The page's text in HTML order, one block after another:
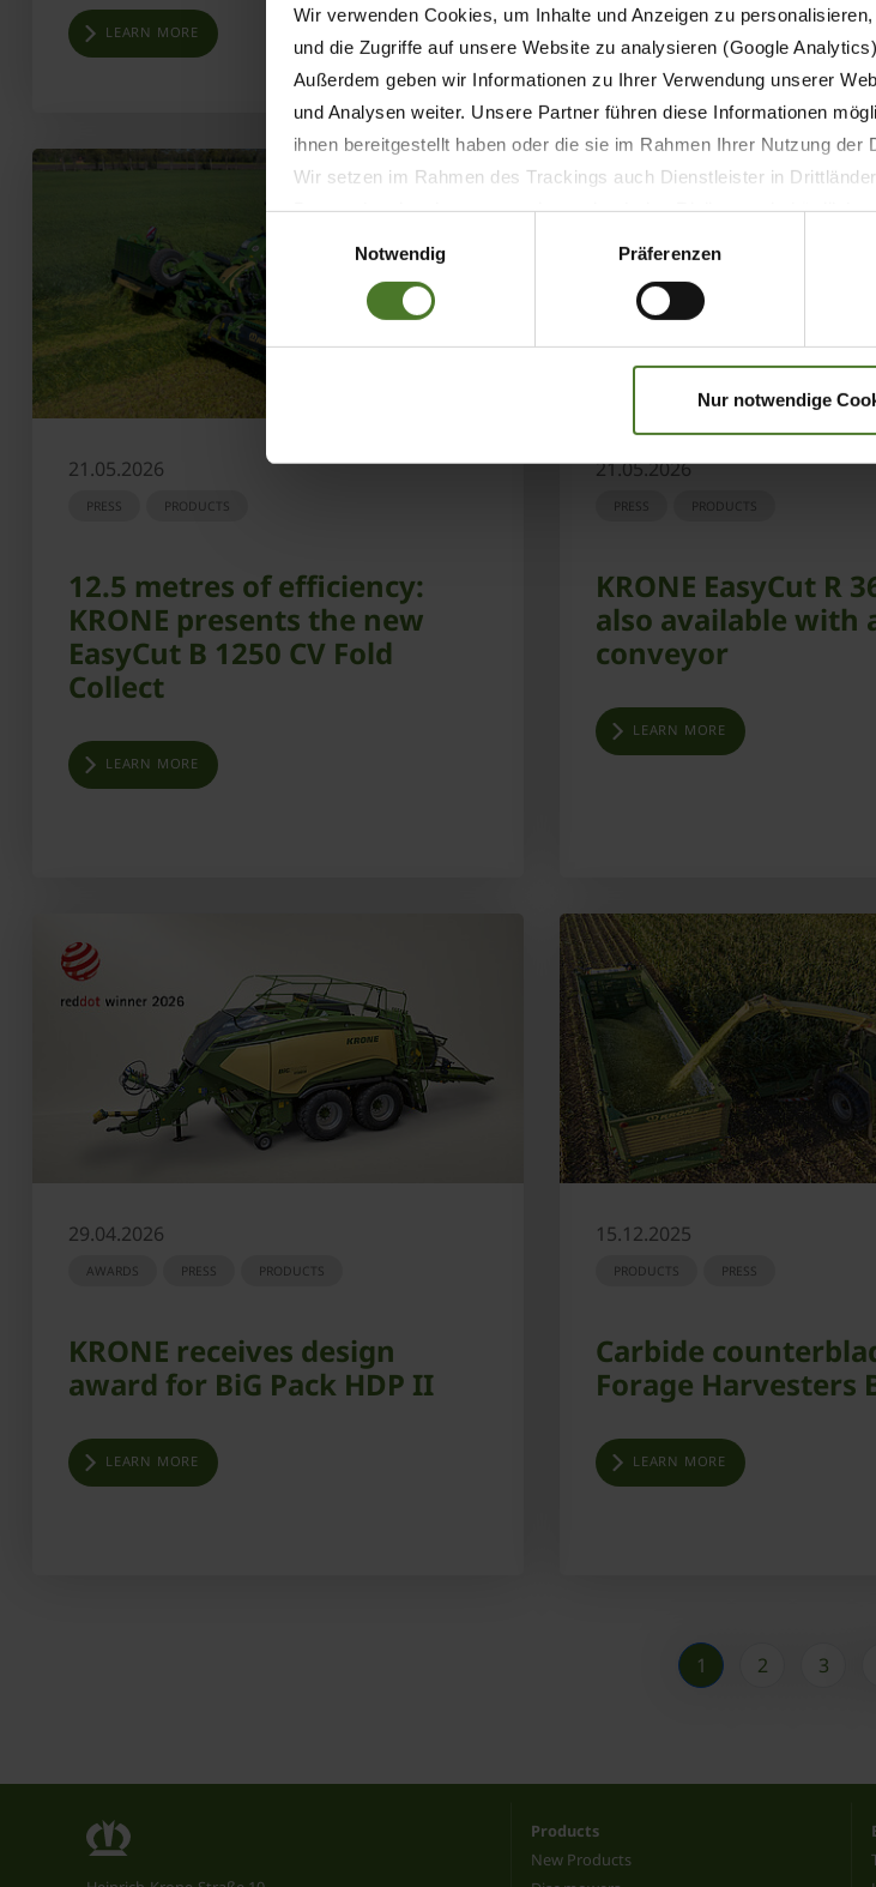
Wir verwenden Cookies, um Inhalte und Anzeigen zu
und die Zugriffe auf unsere Website zu analysieren (Google
Außerdem geben wir Informationen zu Ihrer Verwendung unserer
und Analysen weiter. Unsere Partner führen diese Informationen
ihnen bereitgestellt haben oder die sie im Rahmen Ihrer Nutzung der
Wir setzen im Rahmen des Trackings auch Dienstleister in
Datenschutzbestimmungen ein, wodurch das Risiko von
Impressum
Notwendig
Präferenzen
Nur notwendige
LEARN MORE
21.05.2026
PRESS PRODUCTS
12.5 metres of efficiency:
KRONE presents the new
EasyCut B 1250 CV Fold
Collect
LEARN MORE
21.05.2026
PRESS PRODUCTS
KRONE EasyCut R
also available with
conveyor
LEARN MORE
29.04.2026
AWARDS PRESS PRODUCTS
KRONE receives design
award for BiG Pack HDP II
LEARN MORE
15.12.2025
PRODUCTS PRESS
Carbide
Forage Harvesters
LEARN MORE
1 2 3
Products
New Products